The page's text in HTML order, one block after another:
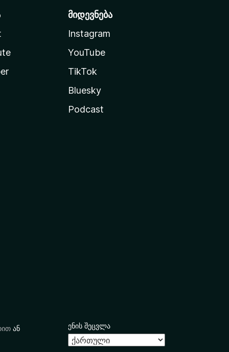
მიდევნება
Instagram
YouTube
TikTok
Bluesky
Podcast
ან ენის შეცვლა